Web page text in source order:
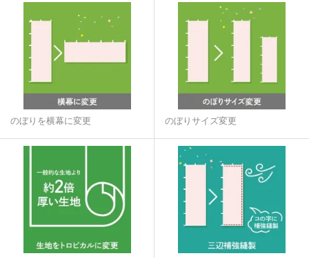
のぼりを横幕に変更 のぼりサイズ変更